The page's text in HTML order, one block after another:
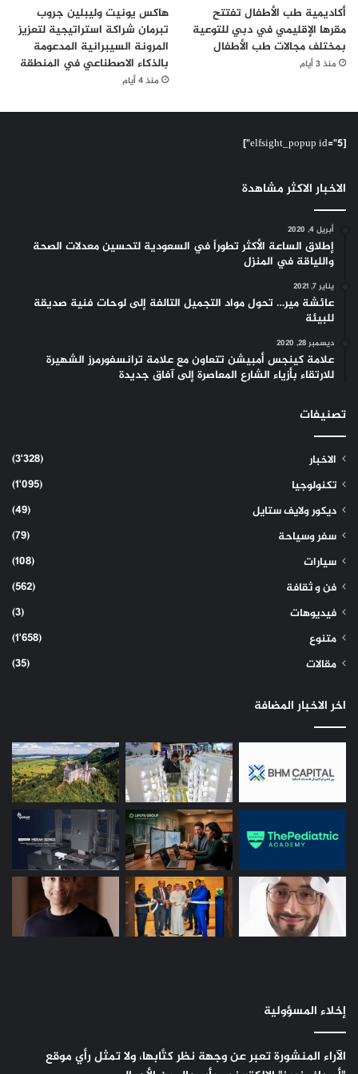
أكاديمية طب الأطفال تفتتح
مقرها الإقليمي في دبي للتوعية
بمختلف مجالات طب الأطفال
منذ 3 أيام
هاكس يونيت وليبلين جروب
تبرمان شراكة استراتيجية لتعزيز
المرونة السيبرانية المدعومة
بالذكاء الاصطناعي في المنطقة
منذ 4 أيام
[elfsight_popup id="5"]
الاخبار الاكثر مشاهدة
أبريل 4, 2020
إطلاق الساعة الأكثر تطوراً في السعودية لتحسين معدلات الصحة
واللياقة في المنزل
يناير 7, 2021
عائشة مير… تحول مواد التجميل التالفة إلى لوحات فنية صديقة
للبيئة
ديسمبر 28, 2020
علامة كينجس أمبيشن تتعاون مع علامة ترانسفورمرز الشهيرة
للارتقاء بأزياء الشارع المعاصرة إلى آفاق جديدة
تصنيفات
الاخبار
(3٬328)
تكنولوجيا
(1٬095)
ديكور ولايف ستايل
(49)
سفر وسياحة
(79)
سيارات
(108)
فن و ثقافة
(562)
فيديوهات
(3)
متنوع
(1٬658)
مقالات
(35)
اخر الاخبار المضافة
إخلاء المسؤولية
الآراء المنشورة تعبر عن وجهة نظر كتَّابها، ولا تمثل رأي موقع